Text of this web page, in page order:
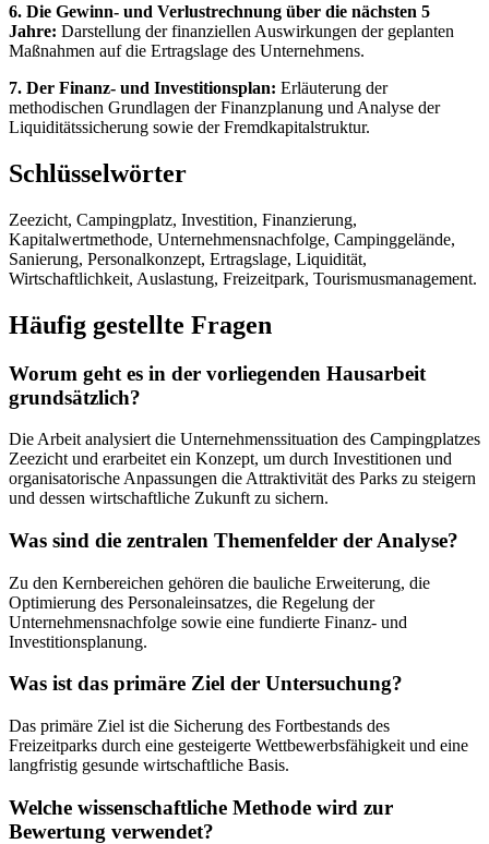
6. Die Gewinn- und Verlustrechnung über die nächsten 5
Jahre: Darstellung der finanziellen Auswirkungen der geplanten
Maßnahmen auf die Ertragslage des Unternehmens.
7. Der Finanz- und Investitionsplan: Erläuterung der
methodischen Grundlagen der Finanzplanung und Analyse der
Liquiditätssicherung sowie der Fremdkapitalstruktur.
Schlüsselwörter
Zeezicht, Campingplatz, Investition, Finanzierung,
Kapitalwertmethode, Unternehmensnachfolge, Campinggelände,
Sanierung, Personalkonzept, Ertragslage, Liquidität,
Wirtschaftlichkeit, Auslastung, Freizeitpark, Tourismusmanagement.
Häufig gestellte Fragen
Worum geht es in der vorliegenden Hausarbeit
grundsätzlich?
Die Arbeit analysiert die Unternehmenssituation des Campingplatzes
Zeezicht und erarbeitet ein Konzept, um durch Investitionen und
organisatorische Anpassungen die Attraktivität des Parks zu steigern
und dessen wirtschaftliche Zukunft zu sichern.
Was sind die zentralen Themenfelder der Analyse?
Zu den Kernbereichen gehören die bauliche Erweiterung, die
Optimierung des Personaleinsatzes, die Regelung der
Unternehmensnachfolge sowie eine fundierte Finanz- und
Investitionsplanung.
Was ist das primäre Ziel der Untersuchung?
Das primäre Ziel ist die Sicherung des Fortbestands des
Freizeitparks durch eine gesteigerte Wettbewerbsfähigkeit und eine
langfristig gesunde wirtschaftliche Basis.
Welche wissenschaftliche Methode wird zur
Bewertung verwendet?